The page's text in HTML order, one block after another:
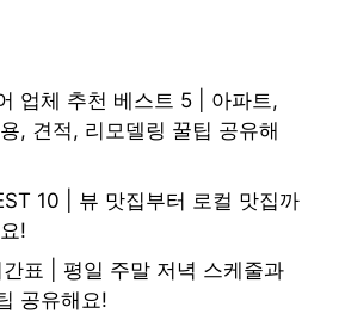
업체 추천 베스트 5 | 아파트,
, 견적, 리모델링 꿀팁 공유해
10 | 뷰 맛집부터 로컬 맛집까
!
표 | 평일 주말 저녁 스케줄과
공유해요!